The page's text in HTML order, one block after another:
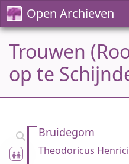
Open Archieven
Trouwen
op te
Bruidegom
Theodoricus